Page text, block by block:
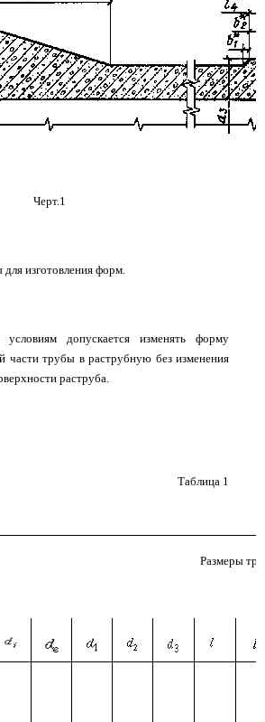
Черт.1
изготовления форм.
условиям допускается изменять форму
части трубы в раструбную без изменения
раструба.
Таблица 1
Размеры